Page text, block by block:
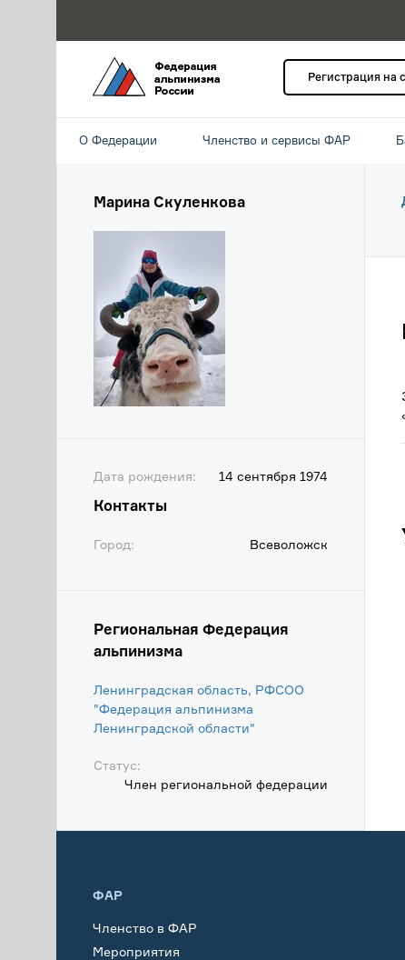
Регистрация на
О Федерации Членство и сервисы ФАР
Марина Скуленкова
Дата рождения: 14 сентября 1974
Контакты
Город: Всеволожск
Региональная Федерация
альпинизма
Ленинградская область, РФСОО
"Федерация альпинизма
Ленинградской области"
Статус:
Член региональной федерации
ФАР
Членство в ФАР
Мероприятия